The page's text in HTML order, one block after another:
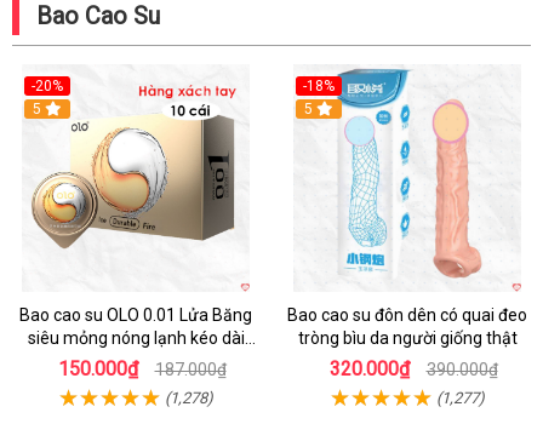
Bao Cao Su
-20%
Hot
5
Bao cao su OLO 0.01 Lửa Băng
siêu mỏng nóng lạnh kéo dài
thời gian hộp 10
150.000₫ 187.000₫
(1,278)
-18%
5
Bao cao su đôn dên có quai đeo
tròng bìu da người giống thật
320.000₫ 390.000₫
(1,277)